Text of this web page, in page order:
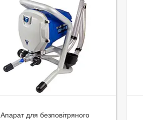
Апарат для безповітряного